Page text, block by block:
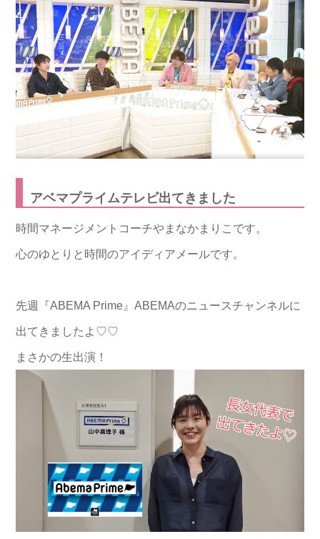
アベマプライムテレビ出てきました
時間マネージメントコーチやまなかまりこです。
心のゆとりと時間のアイディアメールです。
先週『ABEMA Prime』ABEMAのニュースチャンネルに
出てきましたよ♡♡
まさかの生出演！